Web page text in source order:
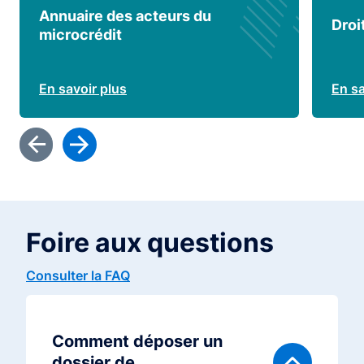
Annuaire des acteurs du
microcrédit
En savoir plus En
Foire aux questions
Consulter la FAQ
Comment déposer un